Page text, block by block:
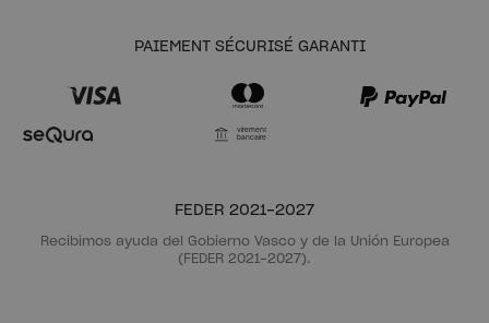
PAIEMENT SÉCURISÉ GARANTI
Virement
bancaire
FEDER 2021-2027
Recibimos ayuda del Gobierno Vasco y de la Unión Europea
(FEDER 2021-2027).